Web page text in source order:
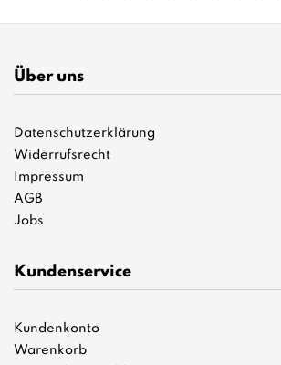
Über uns
Datenschutzerklärung
Widerrufsrecht
Impressum
AGB
Jobs
Kundenservice
Kundenkonto
Warenkorb